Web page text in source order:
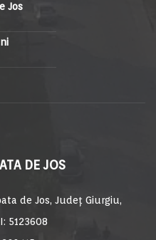
Jos
DE JOS
de Jos, Județ Giurgiu,
5123608